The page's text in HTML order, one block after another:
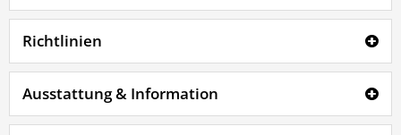
Richtlinien
Ausstattung & Information